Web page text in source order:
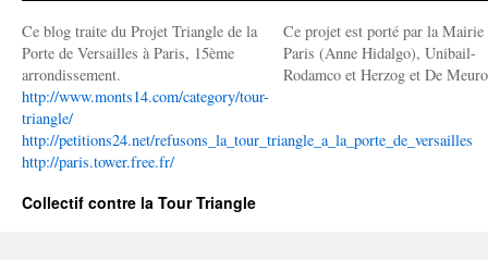
Ce blog traite du Projet Triangle de la
Porte de Versailles à Paris, 15ème
arrondissement.
http://www.monts14.com/category/tour-
triangle/
http://petitions24.net/refusons_la_tour_triangle_a_la_porte_de_versailles
http://paris.tower.free.fr/
Ce projet est porté par la Mairie
Paris (Anne Hidalgo), Unibail-
Rodamco et Herzog et De
Collectif contre la Tour Triangle